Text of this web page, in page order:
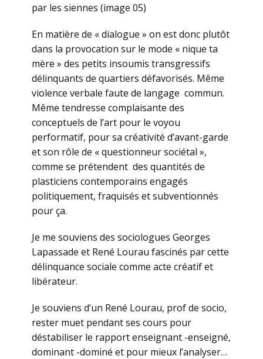
par les siennes (image 05)
En matière de « dialogue » on est donc plutôt
dans la provocation sur le mode « nique ta
mère » des petits insoumis transgressifs
délinquants de quartiers défavorisés. Même
violence verbale faute de langage commun.
Même tendresse complaisante des
conceptuels de l’art pour le voyou
performatif, pour sa créativité d’avant-garde
et son rôle de « questionneur sociétal »,
comme se prétendent des quantités de
plasticiens contemporains engagés
politiquement, fraquisés et subventionnés
pour ça.
Je me souviens des sociologues Georges
Lapassade et René Lourau fascinés par cette
délinquance sociale comme acte créatif et
libérateur.
Je souviens d’un René Lourau, prof de socio,
rester muet pendant ses cours pour
déstabiliser le rapport enseignant -enseigné,
dominant -dominé et pour mieux l’analyser…